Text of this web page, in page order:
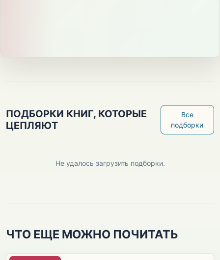
ПОДБОРКИ КНИГ, КОТОРЫЕ
ЦЕПЛЯЮТ
Все
подборки
Не удалось загрузить подборки.
ЧТО ЕЩЕ МОЖНО ПОЧИТАТЬ